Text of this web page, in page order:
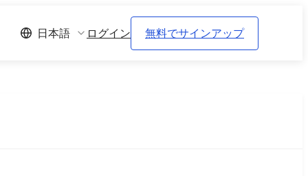
日本語 ログイン 無料でサインアップ